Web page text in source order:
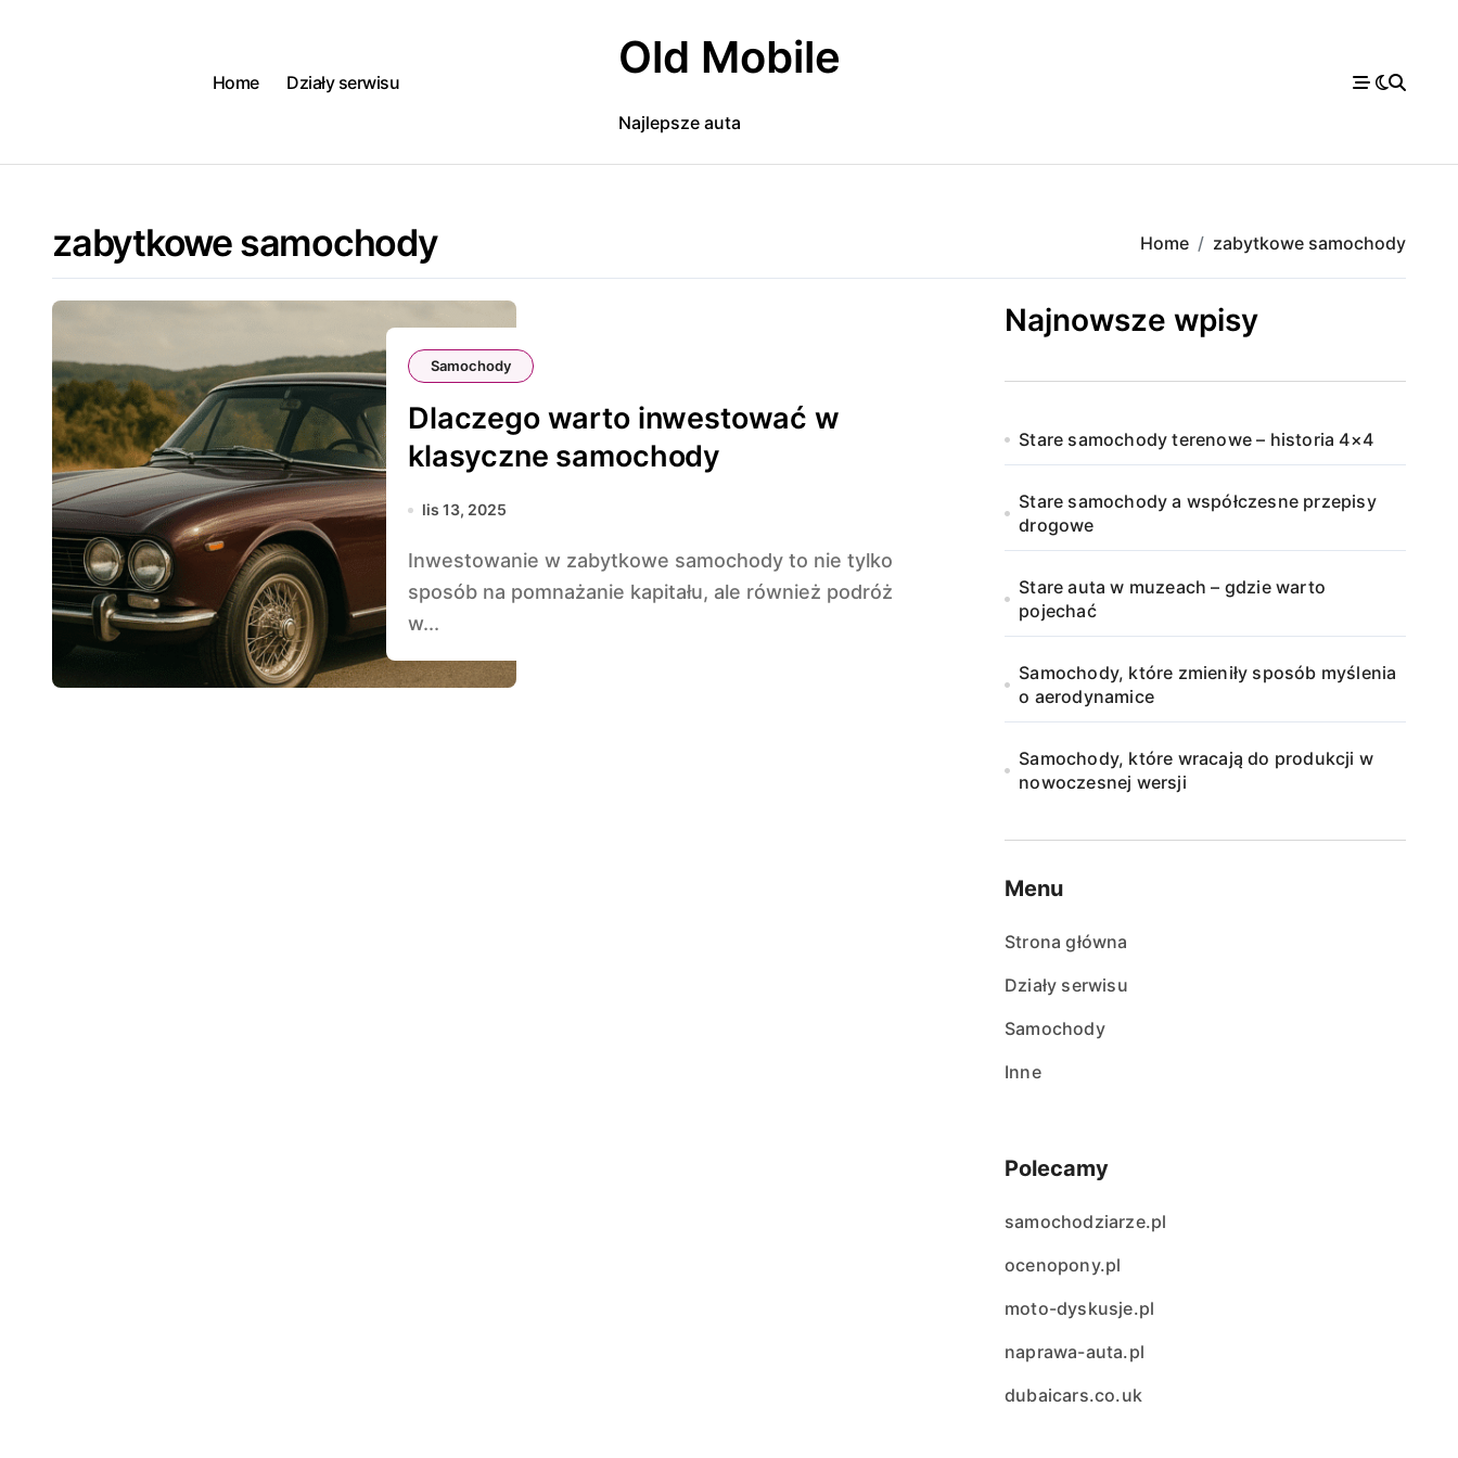
Home
Działy serwisu Old Mobile
Najlepsze auta
zabytkowe samochody Home zabytkowe samochody
Samochody
Dlaczego warto inwestować w
klasyczne samochody
lis 13, 2025
Inwestowanie w zabytkowe samochody to nie tylko
sposób na pomnażanie kapitału, ale również podróż
w...
Najnowsze wpisy
Stare samochody terenowe – historia 4×4
Stare samochody a współczesne przepisy
drogowe
Stare auta w muzeach – gdzie warto
pojechać
Samochody, które zmieniły sposób myślenia
o aerodynamice
Samochody, które wracają do produkcji w
nowoczesnej wersji
Menu
Strona główna
Działy serwisu
Samochody
Inne
Polecamy
samochodziarze.pl
ocenopony.pl
moto-dyskusje.pl
naprawa-auta.pl
dubaicars.co.uk